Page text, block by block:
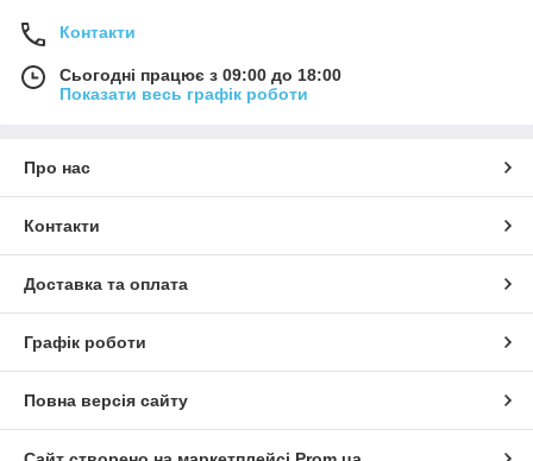
Контакти
Сьогодні працює з 09:00 до 18:00
Показати весь графік роботи
Про нас
Контакти
Доставка та оплата
Графік роботи
Повна версія сайту